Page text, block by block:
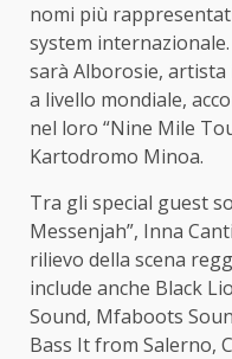
nomi più
system
sarà Alborosie,
a livello mondiale,
nel loro “Nine Mile
Kartodromo Minoa.
Tra gli special guest
Messenjah”, Inna
rilievo della scena
include anche Black
Sound, Mfaboots
Bass It from Salerno,